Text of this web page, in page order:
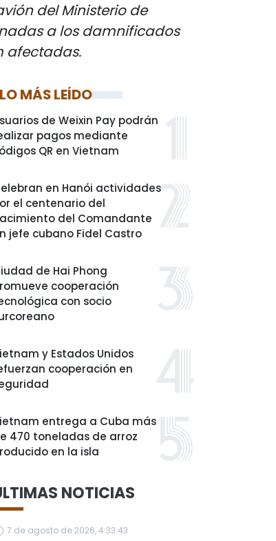
del Ministerio de
a los damnificados
afectadas.
LO MÁS LEÍDO
de Weixin Pay podrán
pagos mediante
QR en Vietnam
en Hanói actividades
el centenario del
del Comandante
jefe cubano Fidel Castro
de Hai Phong
cooperación
con socio
y Estados Unidos
cooperación en
entrega a Cuba más
470 toneladas de arroz
en la isla
NOTICIAS
7 de agosto de 2026, 4:33:43